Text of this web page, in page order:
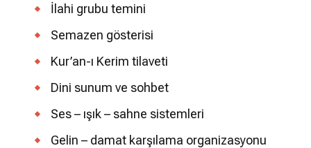
İlahi grubu temini
Semazen gösterisi
Kur’an-ı Kerim tilaveti
Dini sunum ve sohbet
Ses – ışık – sahne sistemleri
Gelin – damat karşılama organizasyonu